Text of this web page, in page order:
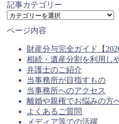
記事カテゴリー
記
カ
ページ内容
財産分与完全ガイド【
相続・遺産分割を利用し
弁護士のご紹介
当事務所が目指すもの
当事務所へのアクセス
離婚や親権でお悩みの方
よくあるご質問
メディア等での活躍